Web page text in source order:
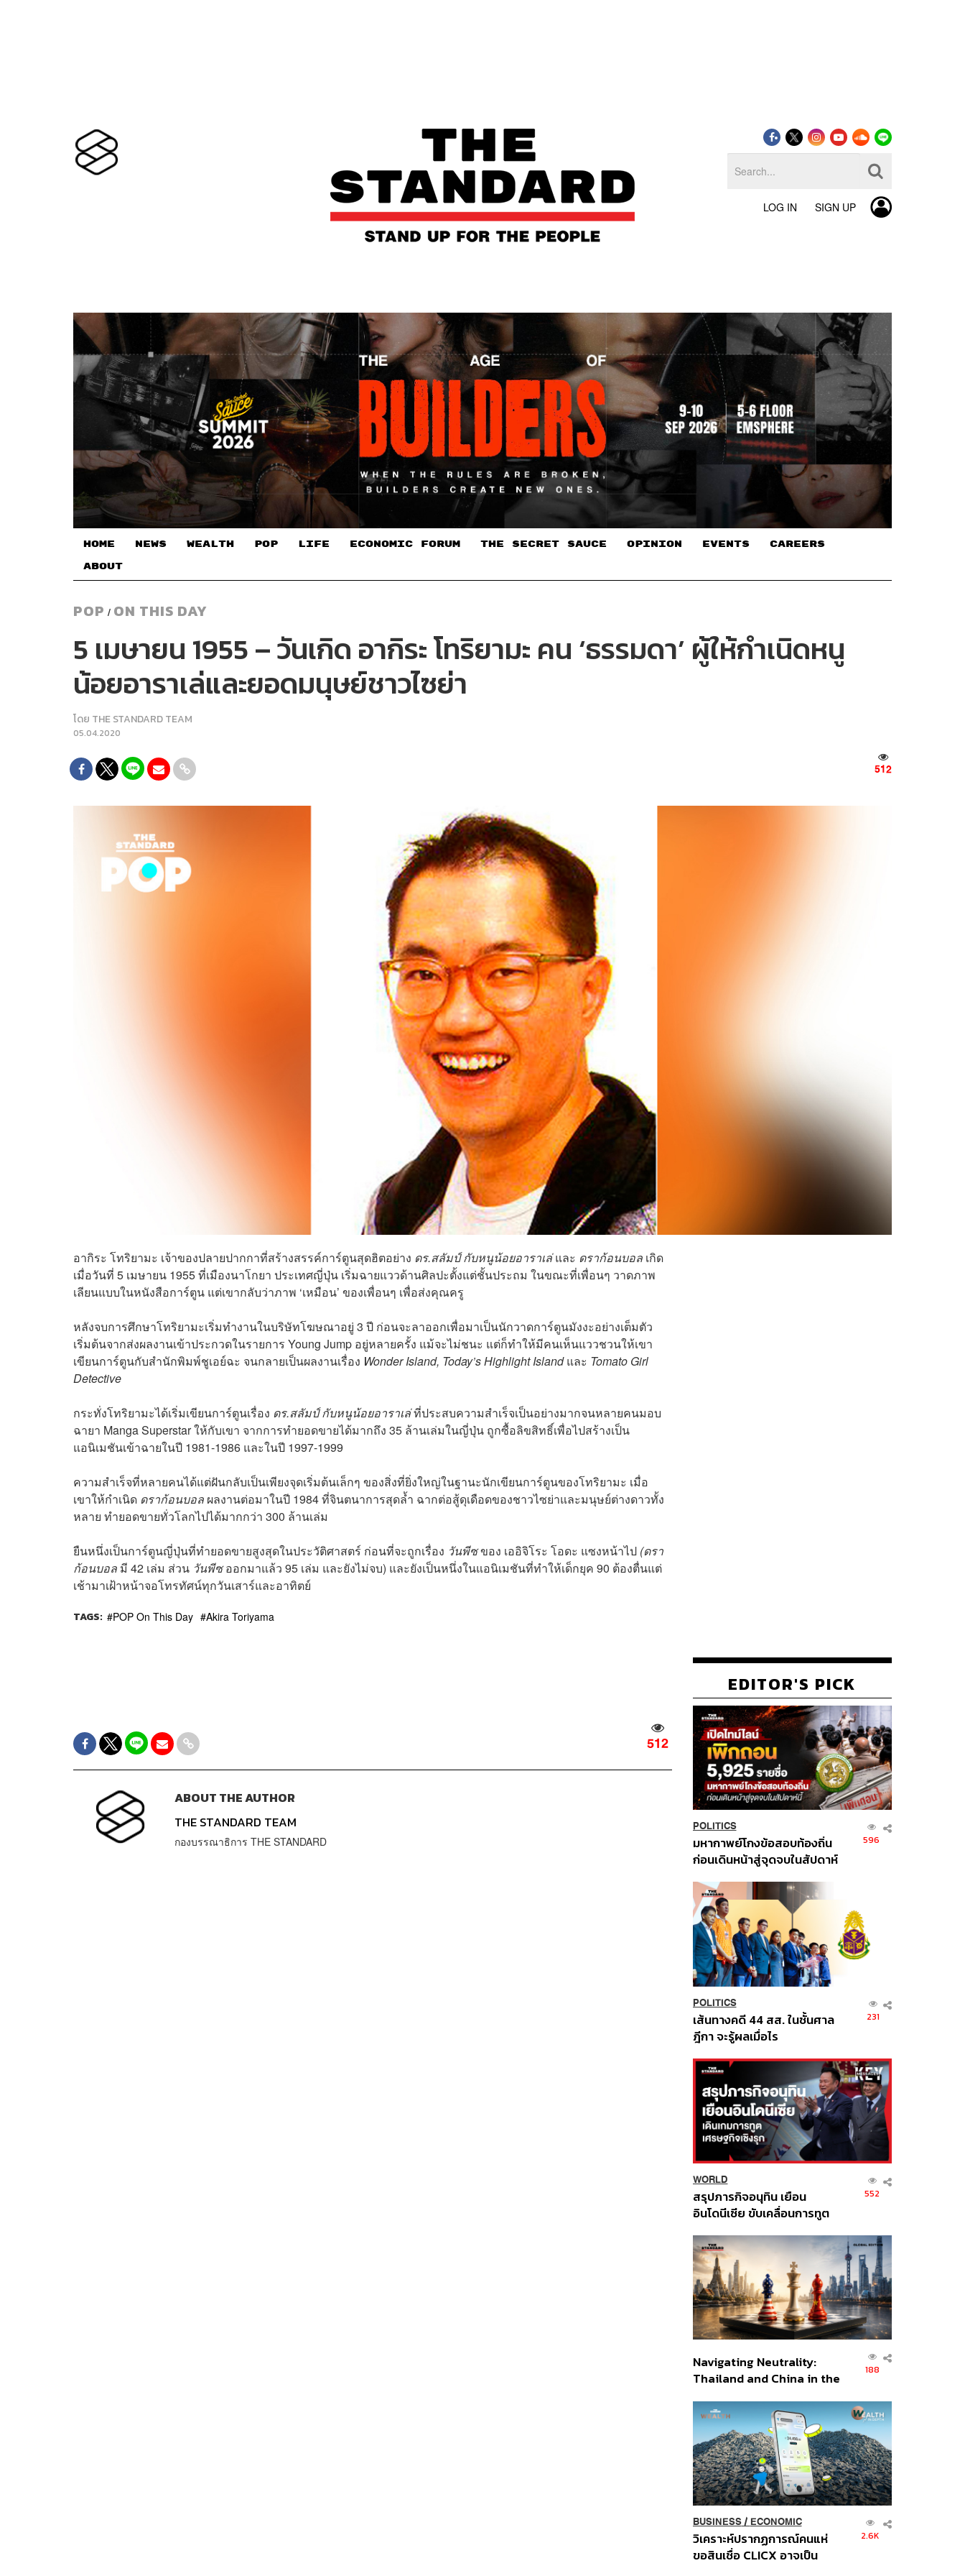
LOG IN SIGN UP
HOME NEWS WEALTH POP LIFE ECONOMIC FORUM THE SECRET SAUCE​ OPINION EVENTS CAREERS
ABOUT
POP / ON THIS DAY
5 เมษายน 1955 – วันเกิด อากิระ โทริยามะ คน ‘ธรรมดา’ ผู้ให้กำเนิดหนู
น้อยอาราเล่และยอดมนุษย์ชาวไซย่า
โดย THE STANDARD TEAM
05.04.2020
512
อากิระ โทริยามะ เจ้าของปลายปากกาที่สร้างสรรค์การ์ตูนสุดฮิตอย่าง ดร.สลัมป์ กับหนูน้อยอาราเล่และ ดราก้อนบอล เกิด
เมื่อวันที่ 5 เมษายน 1955 ที่เมืองนาโกยา ประเทศญี่ปุ่น เริ่มฉายแววด้านศิลปะตั้งแต่ชั้นประถม ในขณะที่เพื่อนๆ วาดภาพ
เลียนแบบในหนังสือการ์ตูน แต่เขากลับว่าภาพ ‘เหมือน’ ของเพื่อนๆ เพื่อส่งคุณครู
หลังจบการศึกษาโทริยามะเริ่มทำงานในบริษัทโฆษณาอยู่ 3 ปี ก่อนจะลาออกเพื่อมาเป็นนักวาดการ์ตูนมังงะอย่างเต็มตัว
เริ่มต้นจากส่งผลงานเข้าประกวดในรายการ Young Jump อยู่หลายครั้ง แม้จะไม่ชนะ แต่ก็ทำให้มีคนเห็นแววชวนให้เขา
เขียนการ์ตูนกับสำนักพิมพ์ชูเอย์ฉะ จนกลายเป็นผลงานเรื่อง Wonder Island, Today’s Highlight Islandและ Tomato Girl
Detective
กระทั่งโทริยามะได้เริ่มเขียนการ์ตูนเรื่อง ดร.สลัมป์ กับหนูน้อยอาราเล่ที่ประสบความสำเร็จเป็นอย่างมากจนหลายคนมอบ
ฉายา Manga Superstar ให้กับเขา จากการทำยอดขายได้มากถึง 35 ล้านเล่มในญี่ปุ่น ถูกซื้อลิขสิทธิ์เพื่อไปสร้างเป็น
แอนิเมชันเข้าฉายในปี 1981-1986 และในปี 1997-1999
ความสำเร็จที่หลายคนได้แต่ฝันกลับเป็นเพียงจุดเริ่มต้นเล็กๆ ของสิ่งที่ยิ่งใหญ่ในฐานะนักเขียนการ์ตูนของโทริยามะ เมื่อ
เขาให้กำเนิด ดราก้อนบอล ผลงานต่อมาในปี 1984 ที่จินตนาการสุดล้ำ ฉากต่อสู้ดุเดือดของชาวไซย่าและมนุษย์ต่างดาวทั้ง
หลาย ทำยอดขายทั่วโลกไปได้มากกว่า 300 ล้านเล่ม
ยืนหนึ่งเป็นการ์ตูนญี่ปุ่นที่ทำยอดขายสูงสุดในประวัติศาสตร์ ก่อนที่จะถูกเรื่อง วันพีซของ เออิจิโระ โอดะ แซงหน้าไป (ดรา
ก้อนบอล มี 42 เล่ม ส่วน วันพีซออกมาแล้ว 95 เล่ม และยังไม่จบ) และยังเป็นหนึ่งในแอนิเมชันที่ทำให้เด็กยุค 90 ต้องตื่นแต่
เช้ามาเฝ้าหน้าจอโทรทัศน์ทุกวันเสาร์และอาทิตย์
TAGS: POP On This Day Akira Toriyama
512
ABOUT THE AUTHOR
THE STANDARD TEAM
กองบรรณาธิการ THE STANDARD
EDITOR'S PICK
POLITICS
มหากาพย์โกงข้อสอบท้องถิ่น
ก่อนเดินหน้าสู่จุดจบในสัปดาห์
596
POLITICS
เส้นทางคดี 44 สส. ในชั้นศาล
ฎีกา จะรู้ผลเมื่อไร
231
WORLD
สรุปภารกิจอนุทิน เยือน
อินโดนีเซีย ขับเคลื่อนการทูต
ส่วนยุทธศาสตร์ไทย –
อินโดนีเซีย
552
Navigating Neutrality:
Thailand and China in the
Order
188
BUSINESS/ ECONOMIC
วิเคราะห์ปรากฏการณ์คนแห่
ขอสินเชื่อ CLICX อาจเป็น
2.6K